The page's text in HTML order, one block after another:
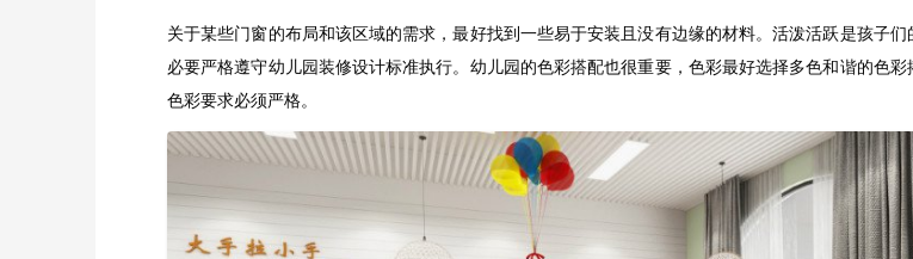
关于某些门窗的布局和该区域的需求，最好找到一些易于安装且没有边缘的材料。活泼活跃是孩子们
必要严格遵守幼儿园装修设计标准执行。幼儿园的色彩搭配也很重要，色彩最好选择多色和谐的色彩
色彩要求必须严格。